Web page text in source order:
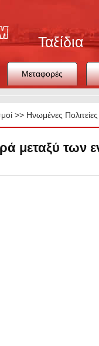
Ταξίδια
Μεταφορές
>> Ηνωμένες Πολιτείες
μεταξύ των